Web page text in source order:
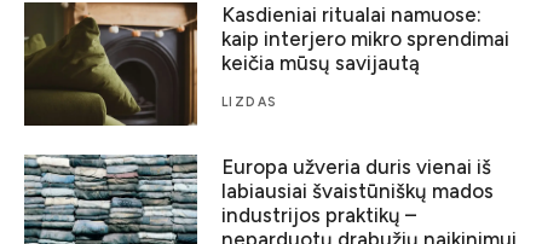
Kasdieniai ritualai namuose:
kaip interjero mikro sprendimai
keičia mūsų savijautą
LIZDAS
Europa užveria duris vienai iš
labiausiai švaistūniškų mados
industrijos praktikų –
neparduotų drabužių naikinimui